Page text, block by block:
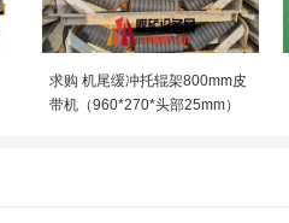
求购 机尾缓冲托辊架800mm皮
带机（960*270*头部25mm）